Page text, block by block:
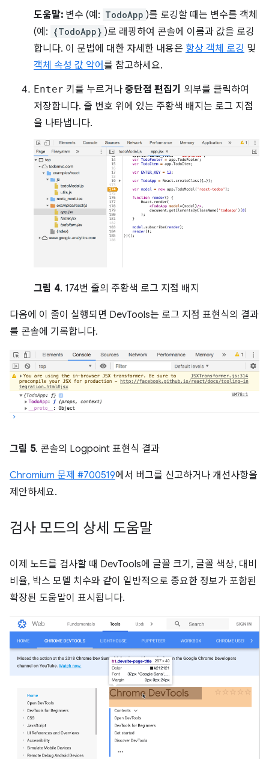
도움말: 변수 (예: TodoApp )를 로깅할 때는 변수를 객체
(예: {TodoApp} )로 래핑하여 콘솔에 이름과 값을 로깅
합니다. 이 문법에 대한 자세한 내용은 항상 객체 로깅 및
객체 속성 값 약어를 참고하세요.
Enter 키를 누르거나 중단점 편집기 외부를 클릭하여
저장합니다. 줄 번호 위에 있는 주황색 배지는 로그 지점
을 나타냅니다.
그림 4. 174번 줄의 주황색 로그 지점 배지
다음에 이 줄이 실행되면 DevTools는 로그 지점 표현식의 결과
를 콘솔에 기록합니다.
그림 5. 콘솔의 Logpoint 표현식 결과
Chromium 문제 #700519에서 버그를 신고하거나 개선사항을
제안하세요.
검사 모드의 상세 도움말
이제 노드를 검사할 때 DevTools에 글꼴 크기, 글꼴 색상, 대비
비율, 박스 모델 치수와 같이 일반적으로 중요한 정보가 포함된
확장된 도움말이 표시됩니다.